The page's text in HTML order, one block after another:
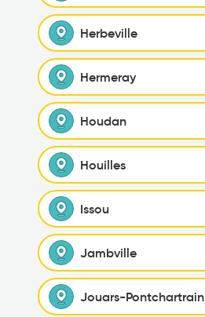
Herbeville
Hermeray
Houdan
Houilles
Issou
Jambville
Jouars-Pontchartrain